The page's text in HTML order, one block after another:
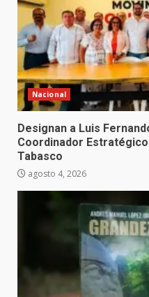
Nacional
Designan a Luis
Coordinador
Tabasco
agosto 4, 2026